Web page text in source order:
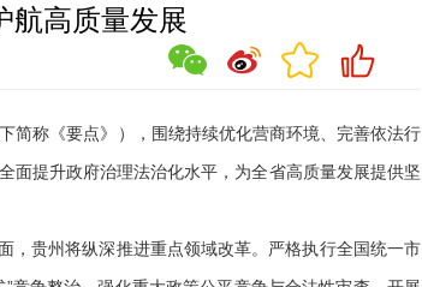
航高质量发展
称《要点》），围绕持续优化营商环境、完善依法行
面提升政府治理法治化水平，为全省高质量发展提供坚
贵州将纵深推进重点领域改革。严格执行全国统一市